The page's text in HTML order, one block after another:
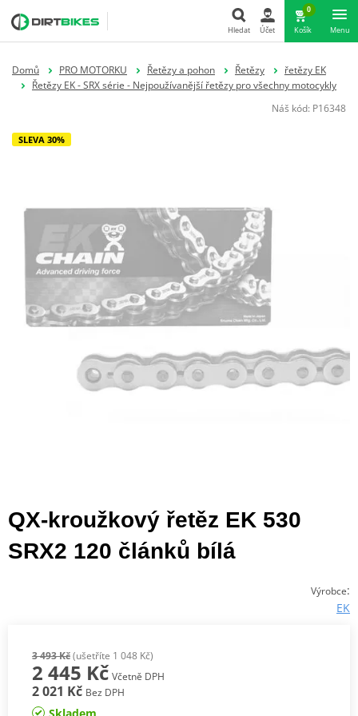
Hledat
Hledat Účet
0
Košík Menu
Domů PRO MOTORKU Řetězy a pohon Řetězy
řetězy EK
Řetězy EK - SRX série - Nejpoužívanější řetězy pro všechny motocykly
Náš kód: P16348
SLEVA 30%
QX-kroužkový řetěz EK 530
SRX2 120 článků bílá
Výrobce:
EK
3 493 Kč(ušetříte 1 048 Kč)
2 445 Kč Včetně DPH
2 021 Kč Bez DPH